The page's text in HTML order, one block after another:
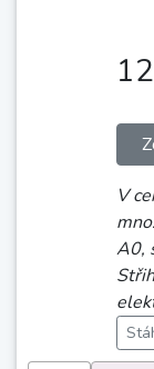
V
A0,